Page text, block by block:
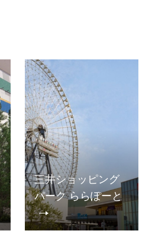
三井ショッピング
パーク ららぽーと